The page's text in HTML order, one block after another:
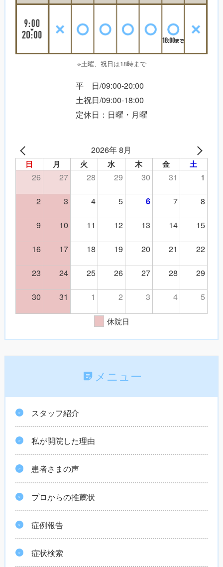
※土曜、祝日は18時まで
平 日/09:00-20:00
土祝日/09:00-18:00
定休日：日曜・月曜
2026年 8月
日 月 火 水 木 金 土
26 27 28 29 30 31
1
2
3 4 5 6 7
8
9
10 11 12 13 14
15
16
17 18 19 20 21
22
23
24 25 26 27 28
29
30
31 1 2 3 4 5
休院日
メニュー
スタッフ紹介
私が開院した理由
患者さまの声
プロからの推薦状
症例報告
症状検索